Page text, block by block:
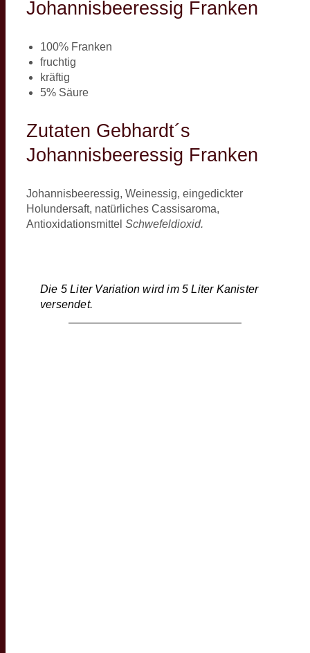
Johannisbeeressig Franken
100% Franken
fruchtig
kräftig
5% Säure
Zutaten Gebhardt´s
Johannisbeeressig Franken
Johannisbeeressig, Weinessig, eingedickter
Holundersaft, natürliches Cassisaroma,
Antioxidationsmittel Schwefeldioxid.
Die 5 Liter Variation wird im 5 Liter Kanister
versendet.